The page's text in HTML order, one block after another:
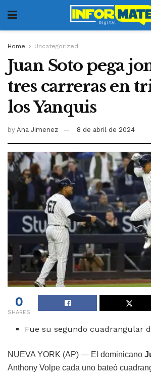
Home Uncategorized
Juan Soto pega
tres carreras en
los Yanquis
by Ana Jimenez 8 de abril de 2024
0
SHARES
Fue su segundo cuadrangular
NUEVA YORK (AP) — El dominicano
Anthony Volpe cada uno bateó